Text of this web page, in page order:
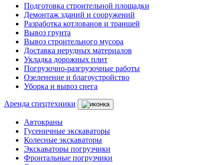
Подготовка строительной площадки
Демонтаж зданий и сооружений
Разработка котлованов и траншей
Вывоз грунта
Вывоз строительного мусора
Доставка нерудных материалов
Укладка дорожных плит
Погрузочно-разгрузочные работы
Озеленение и благоустройство
Уборка и вывоз снега
Аренда спецтехники
Автокраны
Гусеничные экскаваторы
Колесные экскаваторы
Экскаваторы погрузчики
Фронтальные погрузчики